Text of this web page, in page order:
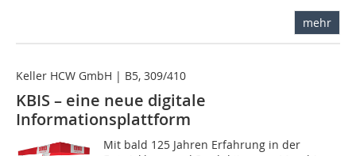
mehr
Keller HCW GmbH | B5, 309/410
KBIS – eine neue digitale
Informationsplattform
Mit bald 125 Jahren Erfahrung in der